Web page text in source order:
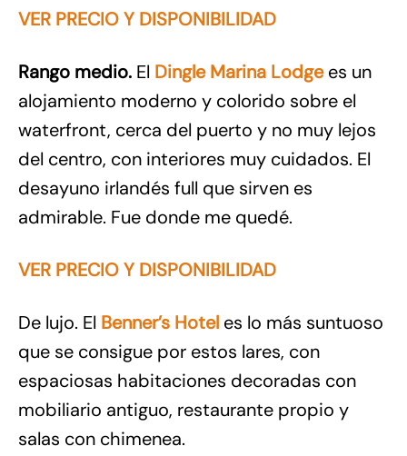
VER PRECIO Y DISPONIBILIDAD
Rango medio. El Dingle Marina Lodgees un
alojamiento moderno y colorido sobre el
waterfront, cerca del puerto y no muy lejos
del centro, con interiores muy cuidados. El
desayuno irlandés full que sirven es
admirable. Fue donde me quedé.
VER PRECIO Y DISPONIBILIDAD
De lujo. El Benner’s Hotel es lo más suntuoso
que se consigue por estos lares, con
espaciosas habitaciones decoradas con
mobiliario antiguo, restaurante propio y
salas con chimenea.